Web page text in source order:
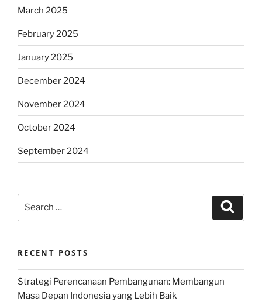
March 2025
February 2025
January 2025
December 2024
November 2024
October 2024
September 2024
RECENT POSTS
Strategi Perencanaan Pembangunan: Membangun
Masa Depan Indonesia yang Lebih Baik